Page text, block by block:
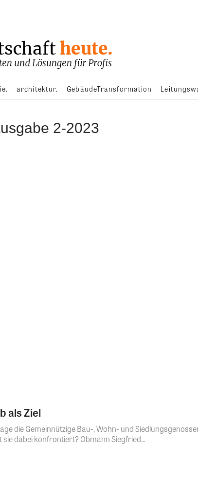
architektur. GebäudeTransformation
2-2023
als Ziel
die Gemeinnützige Bau-, Wohn- und
dabei konfrontiert? Obmann Siegfried...